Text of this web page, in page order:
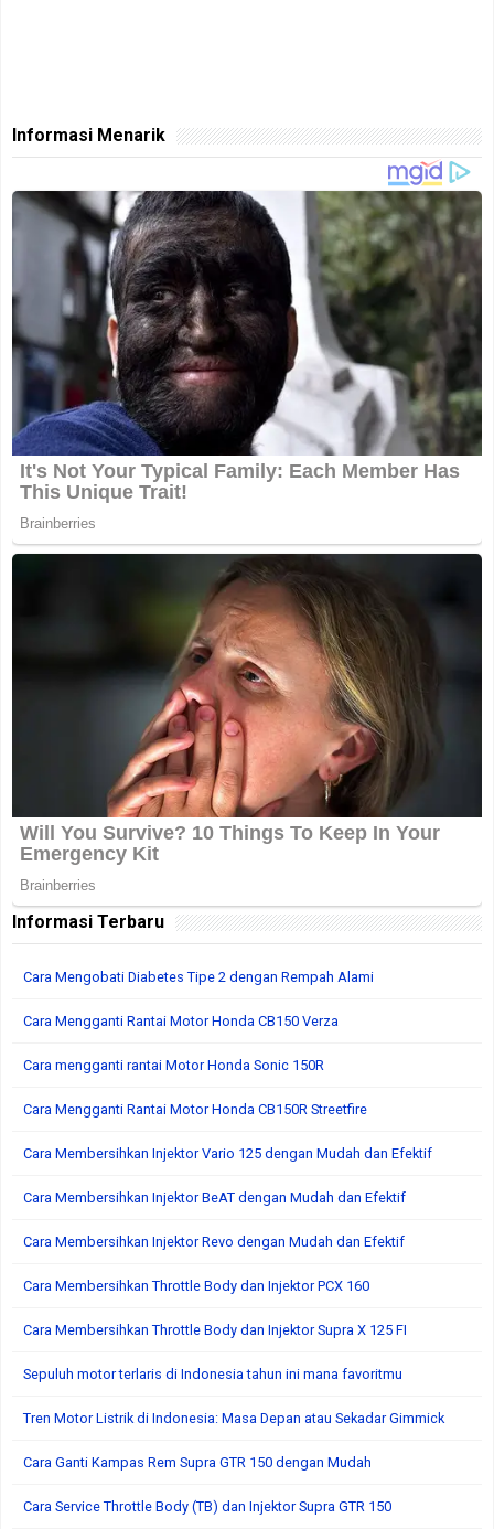
Informasi Menarik
Informasi Terbaru
Cara Mengobati Diabetes Tipe 2 dengan Rempah Alami
Cara Mengganti Rantai Motor Honda CB150 Verza
Cara mengganti rantai Motor Honda Sonic 150R
Cara Mengganti Rantai Motor Honda CB150R Streetfire
Cara Membersihkan Injektor Vario 125 dengan Mudah dan Efektif
Cara Membersihkan Injektor BeAT dengan Mudah dan Efektif
Cara Membersihkan Injektor Revo dengan Mudah dan Efektif
Cara Membersihkan Throttle Body dan Injektor PCX 160
Cara Membersihkan Throttle Body dan Injektor Supra X 125 FI
Sepuluh motor terlaris di Indonesia tahun ini mana favoritmu
Tren Motor Listrik di Indonesia: Masa Depan atau Sekadar Gimmick
Cara Ganti Kampas Rem Supra GTR 150 dengan Mudah
Cara Service Throttle Body (TB) dan Injektor Supra GTR 150